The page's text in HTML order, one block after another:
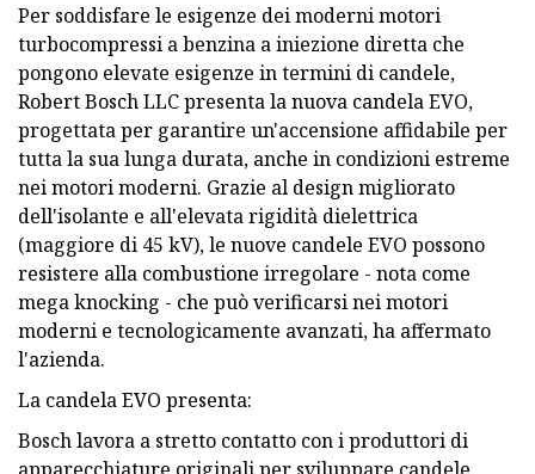
Per soddisfare le esigenze dei moderni motori
turbocompressi a benzina a iniezione diretta che
pongono elevate esigenze in termini di candele,
Robert Bosch LLC presenta la nuova candela EVO,
progettata per garantire un'accensione affidabile per
tutta la sua lunga durata, anche in condizioni estreme
nei motori moderni. Grazie al design migliorato
dell'isolante e all'elevata rigidità dielettrica
(maggiore di 45 kV), le nuove candele EVO possono
resistere alla combustione irregolare - nota come
mega knocking - che può verificarsi nei motori
moderni e tecnologicamente avanzati, ha affermato
l'azienda.
La candela EVO presenta:
Bosch lavora a stretto contatto con i produttori di